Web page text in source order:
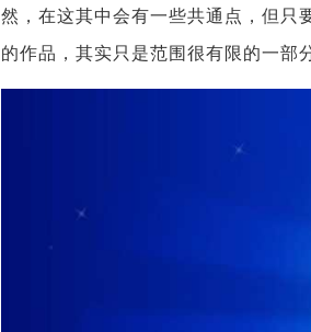
然，在这其中会有一些共通点，但只
的作品，其实只是范围很有限的一部